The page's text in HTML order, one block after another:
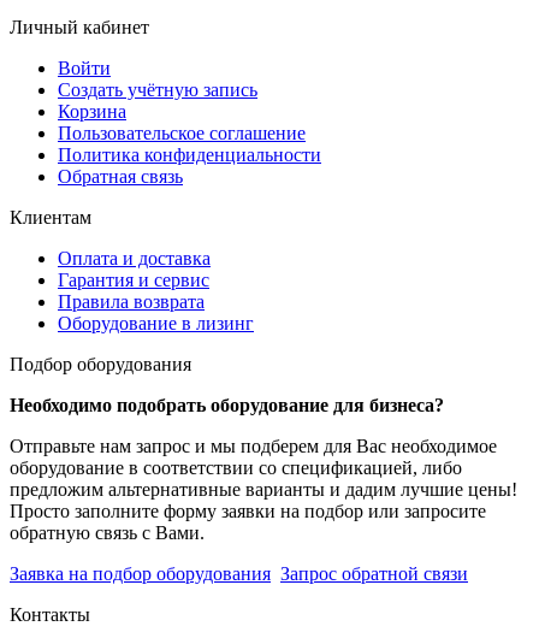
Личный кабинет
Войти
Создать учётную запись
Корзина
Пользовательское соглашение
Политика конфиденциальности
Обратная связь
Клиентам
Оплата и доставка
Гарантия и сервис
Правила возврата
Оборудование в лизинг
Подбор оборудования
Необходимо подобрать оборудование для бизнеса?
Отправьте нам запрос и мы подберем для Вас необходимое
оборудование в соответствии со спецификацией, либо
предложим альтернативные варианты и дадим лучшие цены!
Просто заполните форму заявки на подбор или запросите
обратную связь с Вами.
Заявка на подбор оборудования Запрос обратной связи
Контакты